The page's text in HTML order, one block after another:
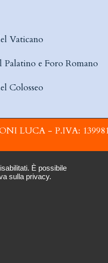
Vaticano
Palatino e Foro Romano
Colosseo
LUCA - P.IVA:
È possibile
sulla privacy.